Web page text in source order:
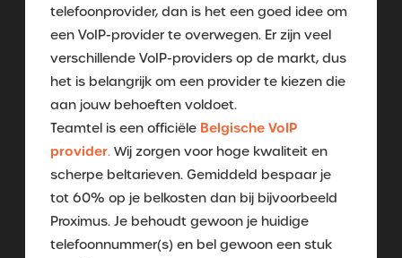
telefoonprovider, dan is het een goed idee om
een VoIP-provider te overwegen. Er zijn veel
verschillende VoIP-providers op de markt, dus
het is belangrijk om een provider te kiezen die
aan jouw behoeften voldoet.
Teamtel is een officiële Belgische VoIP
provider. Wij zorgen voor hoge kwaliteit en
scherpe beltarieven. Gemiddeld bespaar je
tot 60% op je belkosten dan bij bijvoorbeeld
Proximus. Je behoudt gewoon je huidige
telefoonnummer(s) en bel gewoon een stuk